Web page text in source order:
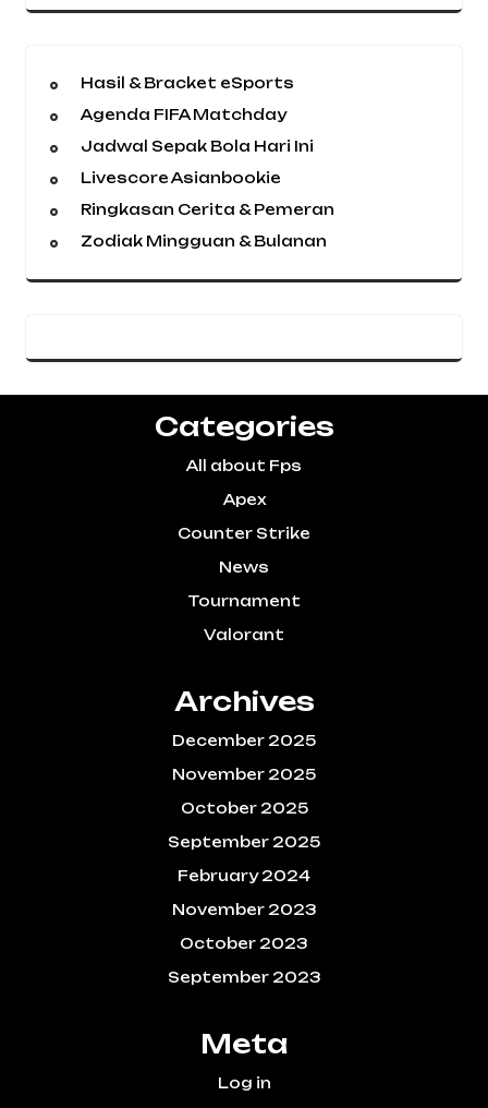
Hasil & Bracket eSports
Agenda FIFA Matchday
Jadwal Sepak Bola Hari Ini
Livescore Asianbookie
Ringkasan Cerita & Pemeran
Zodiak Mingguan & Bulanan
Categories
All about Fps
Apex
Counter Strike
News
Tournament
Valorant
Archives
December 2025
November 2025
October 2025
September 2025
February 2024
November 2023
October 2023
September 2023
Meta
Log in